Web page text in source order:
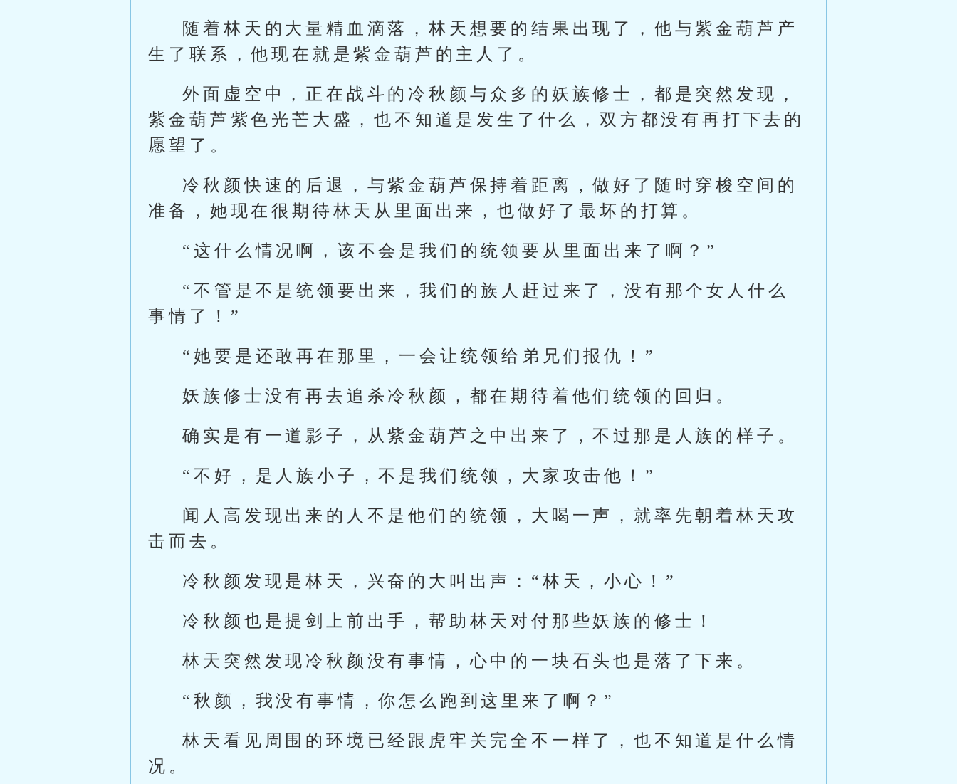
随着林天的大量精血滴落，林天想要的结果出现了，他与紫金葫芦产
生了联系，他现在就是紫金葫芦的主人了。
外面虚空中，正在战斗的冷秋颜与众多的妖族修士，都是突然发现，
紫金葫芦紫色光芒大盛，也不知道是发生了什么，双方都没有再打下去的
愿望了。
冷秋颜快速的后退，与紫金葫芦保持着距离，做好了随时穿梭空间的
准备，她现在很期待林天从里面出来，也做好了最坏的打算。
“这什么情况啊，该不会是我们的统领要从里面出来了啊？”
“不管是不是统领要出来，我们的族人赶过来了，没有那个女人什么
事情了！”
“她要是还敢再在那里，一会让统领给弟兄们报仇！”
妖族修士没有再去追杀冷秋颜，都在期待着他们统领的回归。
确实是有一道影子，从紫金葫芦之中出来了，不过那是人族的样子。
“不好，是人族小子，不是我们统领，大家攻击他！”
闻人高发现出来的人不是他们的统领，大喝一声，就率先朝着林天攻
击而去。
冷秋颜发现是林天，兴奋的大叫出声：“林天，小心！”
冷秋颜也是提剑上前出手，帮助林天对付那些妖族的修士！
林天突然发现冷秋颜没有事情，心中的一块石头也是落了下来。
“秋颜，我没有事情，你怎么跑到这里来了啊？”
林天看见周围的环境已经跟虎牢关完全不一样了，也不知道是什么情
况。